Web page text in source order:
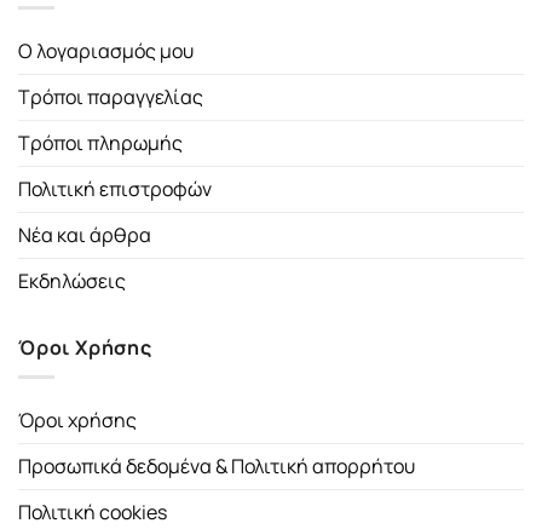
Ο λογαριασμός μου
Τρόποι παραγγελίας
Τρόποι πληρωμής
Πολιτική επιστροφών
Νέα και άρθρα
Εκδηλώσεις
Όροι Χρήσης
Όροι χρήσης
Προσωπικά δεδομένα & Πολιτική απορρήτου
Πολιτική cookies